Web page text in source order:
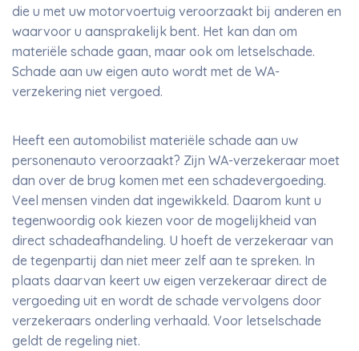
die u met uw motorvoertuig veroorzaakt bij anderen en
waarvoor u aansprakelijk bent. Het kan dan om
materiële schade gaan, maar ook om letselschade.
Schade aan uw eigen auto wordt met de WA-
verzekering niet vergoed.
Heeft een automobilist materiële schade aan uw
personenauto veroorzaakt? Zijn WA-verzekeraar moet
dan over de brug komen met een schadevergoeding.
Veel mensen vinden dat ingewikkeld. Daarom kunt u
tegenwoordig ook kiezen voor de mogelijkheid van
direct schadeafhandeling. U hoeft de verzekeraar van
de tegenpartij dan niet meer zelf aan te spreken. In
plaats daarvan keert uw eigen verzekeraar direct de
vergoeding uit en wordt de schade vervolgens door
verzekeraars onderling verhaald. Voor letselschade
geldt de regeling niet.